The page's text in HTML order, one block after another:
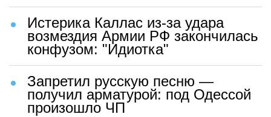
Истерика Каллас из-за удара
возмездия Армии РФ закончилась
конфузом: "Идиотка"
Запретил русскую песню —
получил арматурой: под Одессой
произошло ЧП